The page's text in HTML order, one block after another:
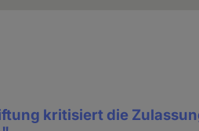
kritisiert die